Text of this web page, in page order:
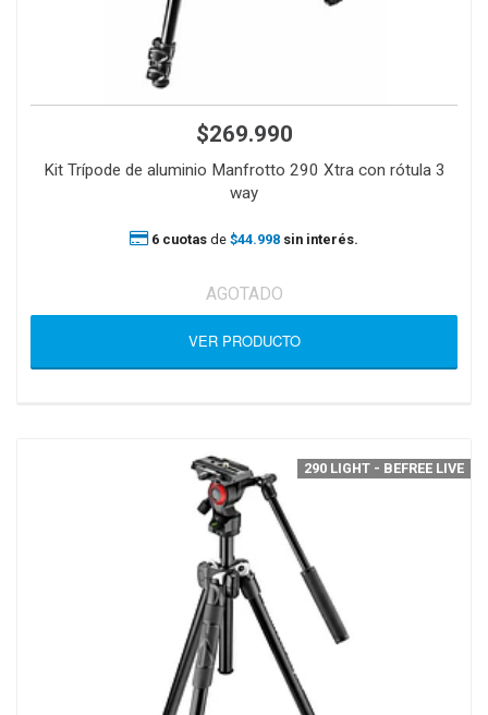
$269.990
Kit Trípode de aluminio Manfrotto 290 Xtra con rótula 3
way
6 cuotas de $44.998 sin interés.
AGOTADO
VER PRODUCTO
290 LIGHT - BEFREE LIVE